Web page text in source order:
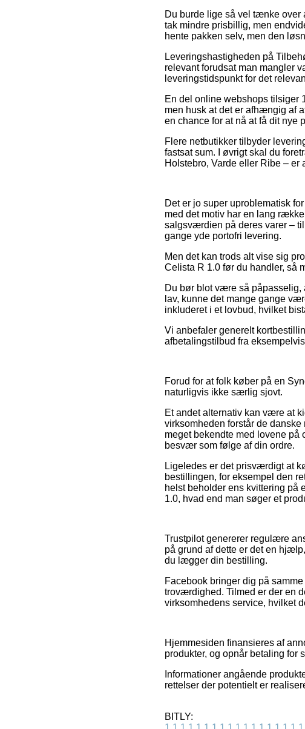
Du burde lige så vel tænke over
tak mindre prisbillig, men
hente pakken selv, men den
Leveringshastigheden på
relevant forudsat man mangler
leveringstidspunkt for det
En del online webshops tilsiger
men husk at det er afhængig af
en chance for at nå at få dit nye
Flere netbutikker tilbyder
fastsat sum. I øvrigt skal du
Holstebro, Varde eller Ribe – er
Det er jo super uproblematisk
med det motiv har en lang
salgsværdien på deres varer –
gange yde portofri levering.
Men det kan trods alt vise sig
Celista R 1.0 før du handler, så
Du bør blot være så påpasselig,
lav, kunne det mange gange
inkluderet i et lovbud, hvilket
Vi anbefaler generelt
afbetalingstilbud fra
Forud for at folk køber på en
naturligvis ikke særlig sjovt.
Et andet alternativ kan være at
virksomheden forstår de
meget bekendte med lovene på
besvær som følge af din ordre.
Ligeledes er det prisværdigt at
bestillingen, for eksempel den
helst beholder ens kvittering på
1.0, hvad end man søger et
Trustpilot genererer regulære
på grund af dette er det en
du lægger din bestilling.
Facebook bringer dig på
troværdighed. Tilmed er der en
virksomhedens service, hvilket
Hjemmesiden finansieres af
produkter, og opnår betaling for
Informationer angående
rettelser der potentielt er
BITLY: